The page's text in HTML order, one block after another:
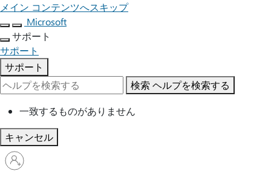
メイン コンテンツへスキップ
Microsoft
サポート
サポート
サポート
検索 ヘルプを検索する
一致するものがありません
キャンセル
ア
カ